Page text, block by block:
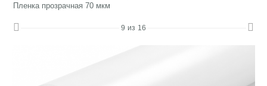
Пленка прозрачная 70 мкм
9 из 16